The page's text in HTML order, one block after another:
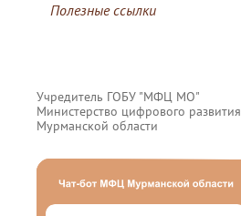
Полезные ссылки
Учредитель ГОБУ "МФЦ МО"
Министерство цифрового развития
Мурманской области